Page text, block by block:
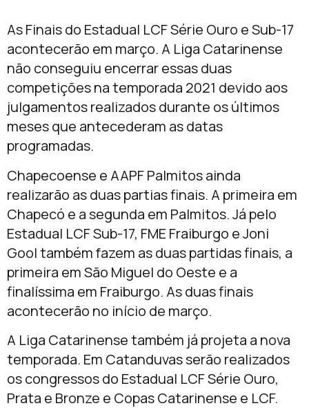
As Finais do Estadual LCF Série Ouro e Sub-17
acontecerão em março. A Liga Catarinense
não conseguiu encerrar essas duas
competições na temporada 2021 devido aos
julgamentos realizados durante os últimos
meses que antecederam as datas
programadas.
Chapecoense e AAPF Palmitos ainda
realizarão as duas partias finais. A primeira em
Chapecó e a segunda em Palmitos. Já pelo
Estadual LCF Sub-17, FME Fraiburgo e Joni
Gool também fazem as duas partidas finais, a
primeira em São Miguel do Oeste e a
finalíssima em Fraiburgo. As duas finais
acontecerão no início de março.
A Liga Catarinense também já projeta a nova
temporada. Em Catanduvas serão realizados
os congressos do Estadual LCF Série Ouro,
Prata e Bronze e Copas Catarinense e LCF.